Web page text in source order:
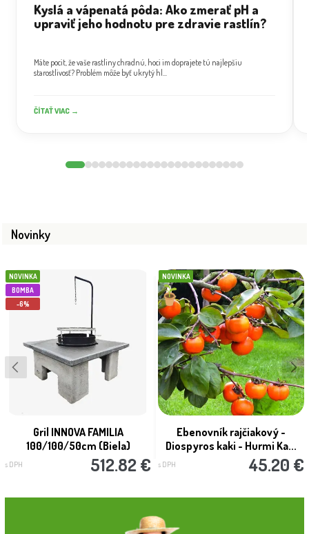
Kyslá a vápenatá pôda: Ako zmerať pH a
upraviť jeho hodnotu pre zdravie rastlín?
Máte pocit, že vaše rastliny chradnú, hoci im doprajete tú najlepšiu
starostlivosť? Problém môže byť ukrytý hl...
ČÍTAŤ VIAC →
Novinky
NOVINKA
BOMBA
-6%
Gril INNOVA FAMILIA
100/100/50cm (Biela)
s DPH 512.82 €
NOVINKA
Ebenovník rajčiakový -
Diospyros kaki - Hurmi Ka...
s DPH 45.20 €